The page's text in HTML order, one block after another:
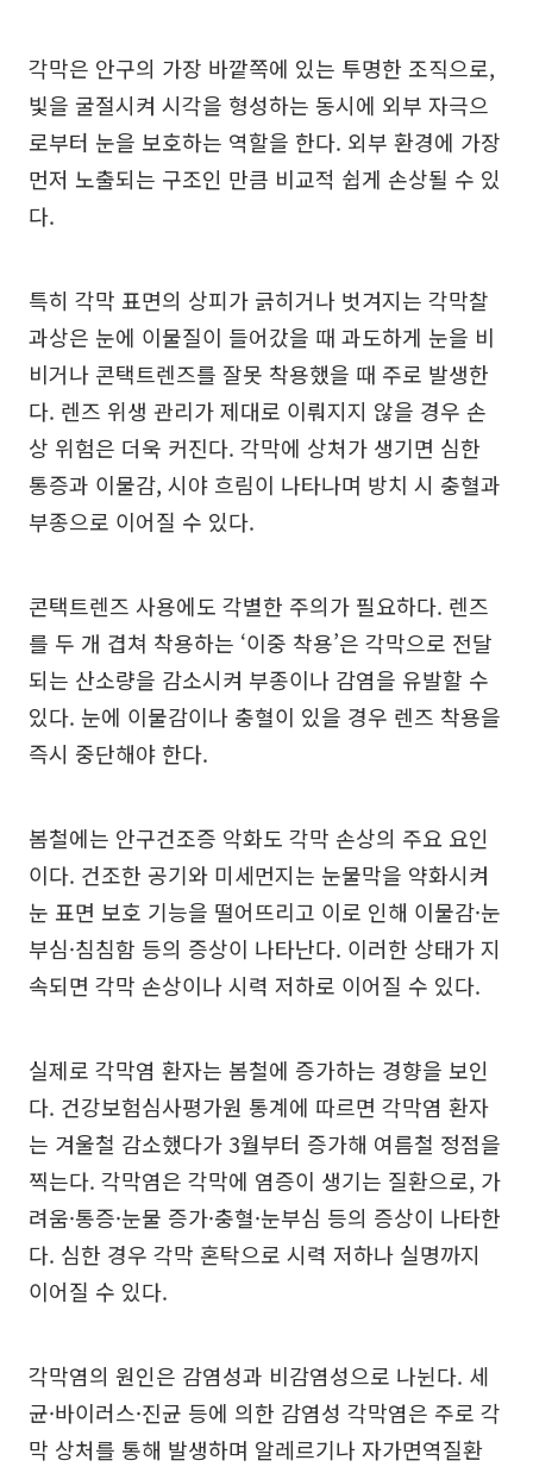
각막은 안구의 가장 바깥쪽에 있는 투명한 조직으로,
빛을 굴절시켜 시각을 형성하는 동시에 외부 자극으
로부터 눈을 보호하는 역할을 한다. 외부 환경에 가장
먼저 노출되는 구조인 만큼 비교적 쉽게 손상될 수 있
다.
특히 각막 표면의 상피가 긁히거나 벗겨지는 각막찰
과상은 눈에 이물질이 들어갔을 때 과도하게 눈을 비
비거나 콘택트렌즈를 잘못 착용했을 때 주로 발생한
다. 렌즈 위생 관리가 제대로 이뤄지지 않을 경우 손
상 위험은 더욱 커진다. 각막에 상처가 생기면 심한
통증과 이물감, 시야 흐림이 나타나며 방치 시 충혈과
부종으로 이어질 수 있다.
콘택트렌즈 사용에도 각별한 주의가 필요하다. 렌즈
를 두 개 겹쳐 착용하는 ‘이중 착용’은 각막으로 전달
되는 산소량을 감소시켜 부종이나 감염을 유발할 수
있다. 눈에 이물감이나 충혈이 있을 경우 렌즈 착용을
즉시 중단해야 한다.
봄철에는 안구건조증 악화도 각막 손상의 주요 요인
이다. 건조한 공기와 미세먼지는 눈물막을 약화시켜
눈 표면 보호 기능을 떨어뜨리고 이로 인해 이물감·눈
부심·침침함 등의 증상이 나타난다. 이러한 상태가 지
속되면 각막 손상이나 시력 저하로 이어질 수 있다.
실제로 각막염 환자는 봄철에 증가하는 경향을 보인
다. 건강보험심사평가원 통계에 따르면 각막염 환자
는 겨울철 감소했다가 3월부터 증가해 여름철 정점을
찍는다. 각막염은 각막에 염증이 생기는 질환으로, 가
려움·통증·눈물 증가·충혈·눈부심 등의 증상이 나타한
다. 심한 경우 각막 혼탁으로 시력 저하나 실명까지
이어질 수 있다.
각막염의 원인은 감염성과 비감염성으로 나뉜다. 세
균·바이러스·진균 등에 의한 감염성 각막염은 주로 각
막 상처를 통해 발생하며 알레르기나 자가면역질환